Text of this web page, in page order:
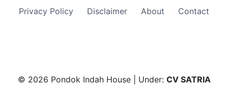
Privacy Policy Disclaimer About Contact
© 2026 Pondok Indah House | Under: CV SATRIA